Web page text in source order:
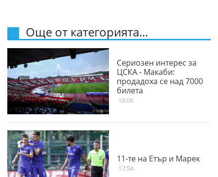
Още от категорията...
Сериозен интерес за
ЦСКА - Макаби:
продадоха се над 7000
билета
18:06
11-те на Етър и Марек
17:54